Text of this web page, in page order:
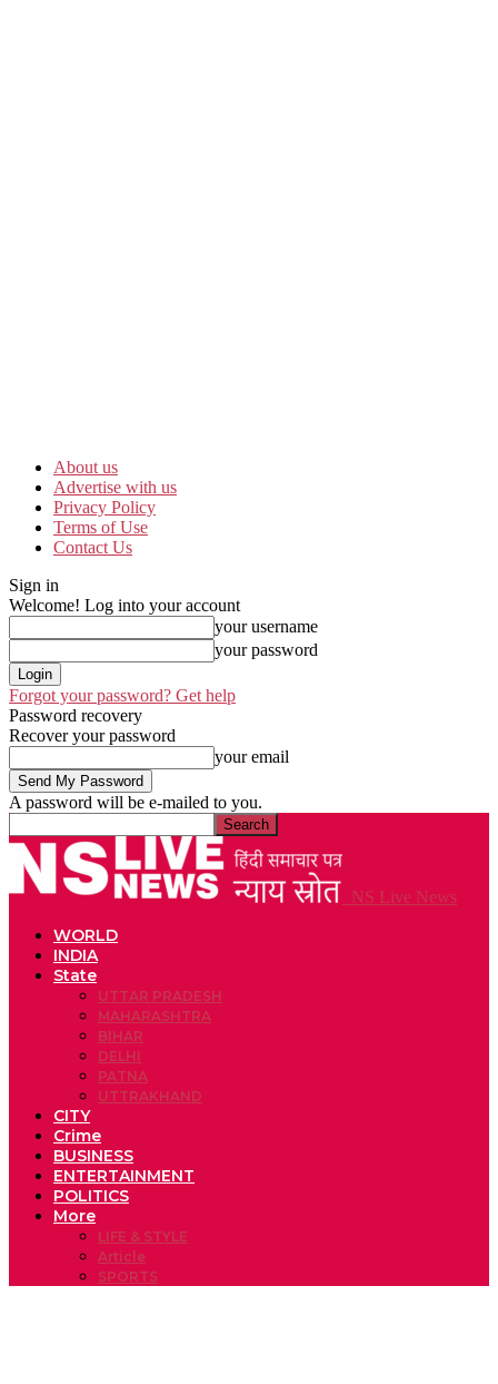
About us
Advertise with us
Privacy Policy
Terms of Use
Contact Us
Sign in
Welcome! Log into your account
your username
your password
Forgot your password? Get help
Password recovery
Recover your password
your email
A password will be e-mailed to you.
NS Live News
WORLD
INDIA
State
UTTAR PRADESH
MAHARASHTRA
BIHAR
DELHI
PATNA
UTTRAKHAND
CITY
Crime
BUSINESS
ENTERTAINMENT
POLITICS
More
LIFE & STYLE
Article
SPORTS